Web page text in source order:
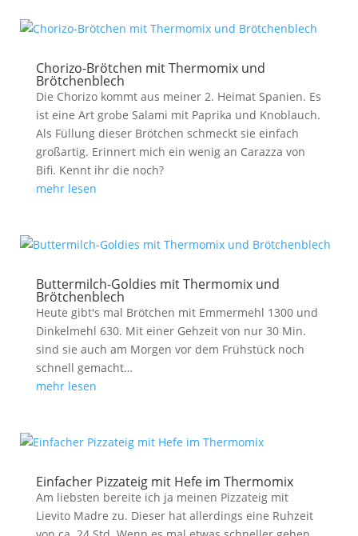
Chorizo-Brötchen mit Thermomix und
Brötchenblech
Die Chorizo kommt aus meiner 2. Heimat Spanien. Es
ist eine Art grobe Salami mit Paprika und Knoblauch.
Als Füllung dieser Brötchen schmeckt sie einfach
großartig. Erinnert mich ein wenig an Carazza von
Bifi. Kennt ihr die noch?
mehr lesen
Buttermilch-Goldies mit Thermomix und
Brötchenblech
Heute gibt's mal Brötchen mit Emmermehl 1300 und
Dinkelmehl 630. Mit einer Gehzeit von nur 30 Min.
sind sie auch am Morgen vor dem Frühstück noch
schnell gemacht…
mehr lesen
Einfacher Pizzateig mit Hefe im Thermomix
Am liebsten bereite ich ja meinen Pizzateig mit
Lievito Madre zu. Dieser hat allerdings eine Ruhzeit